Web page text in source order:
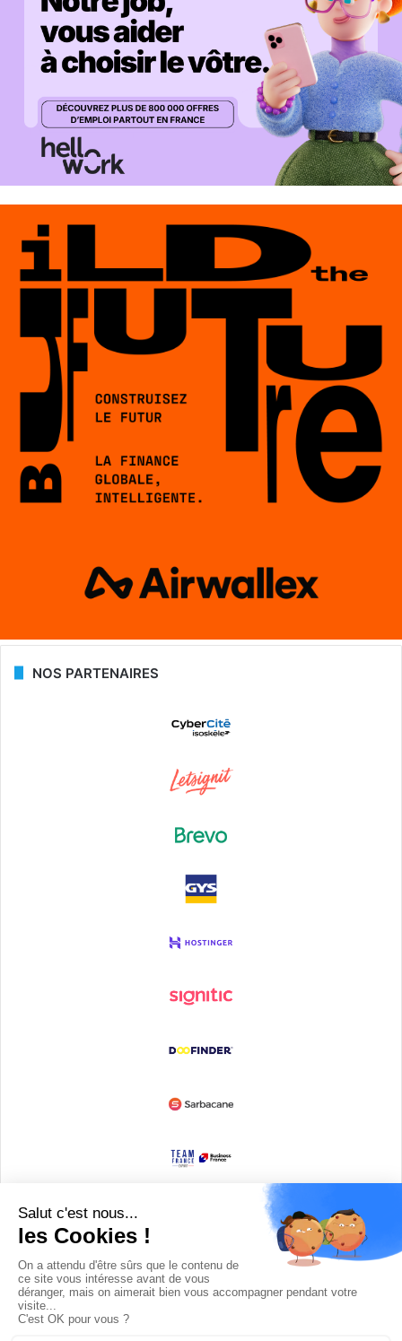
NOS PARTENAIRES
Devenir partenaire